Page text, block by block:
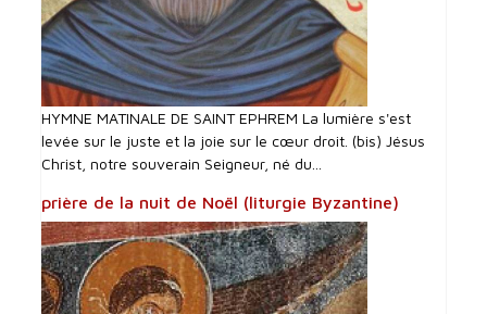
HYMNE MATINALE DE SAINT EPHREM La lumière s'est
levée sur le juste et la joie sur le cœur droit. (bis) Jésus
Christ, notre souverain Seigneur, né du...
prière de la nuit de Noël (liturgie Byzantine)